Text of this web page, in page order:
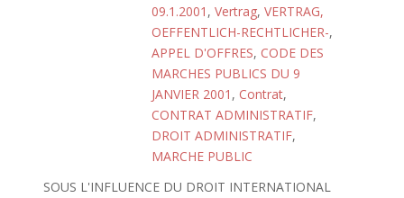
09.1.2001 , Vertrag, VERTRAG,
OEFFENTLICH-RECHTLICHER-,
APPEL D'OFFRES, CODE DES
MARCHES PUBLICS DU 9
JANVIER 2001 , Contrat,
CONTRAT ADMINISTRATIF,
DROIT ADMINISTRATIF,
MARCHE PUBLIC
SOUS L'INFLUENCE DU DROIT INTERNATIONAL